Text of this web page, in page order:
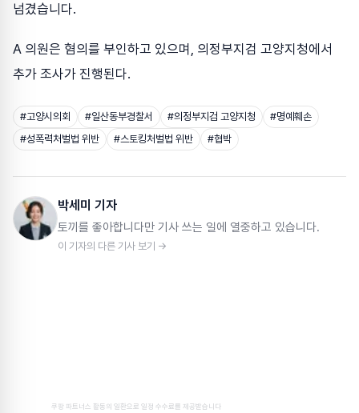
넘겼습니다.
A 의원은 혐의를 부인하고 있으며, 의정부지검 고양지청에서
추가 조사가 진행된다.
#고양시의회 #일산동부경찰서 #의정부지검 고양지청 #명예훼손
#성폭력처벌법 위반 #스토킹처벌법 위반 #협박
박세미 기자
토끼를 좋아합니다만 기사 쓰는 일에 열중하고 있습니다.
이 기자의 다른 기사 보기 →
쿠팡 파트너스 활동의 일환으로 일정 수수료를 제공받습니다